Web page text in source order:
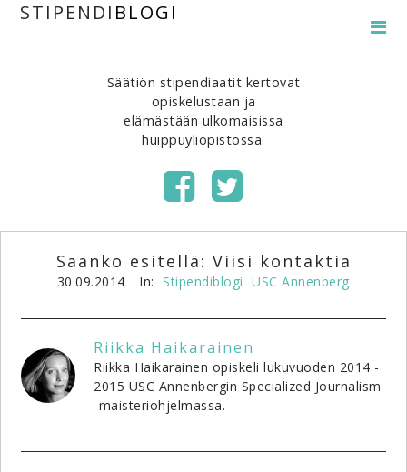
STIPENDI BLOGI
Säätiön stipendiaatit kertovat
opiskelustaan ja
elämästään ulkomaisissa
huippuyliopistossa.
Saanko esitellä: Viisi kontaktia
30.09.2014 In: Stipendiblogi USC Annenberg
Riikka Haikarainen
Riikka Haikarainen opiskeli lukuvuoden 2014 -
2015 USC Annenbergin Specialized Journalism
-maisteriohjelmassa.